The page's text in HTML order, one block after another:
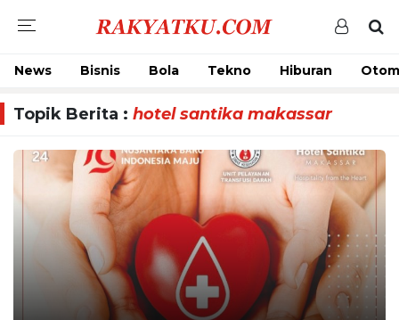
News Bisnis Bola Tekno Hiburan
Topik Berita : hotel santika makassar